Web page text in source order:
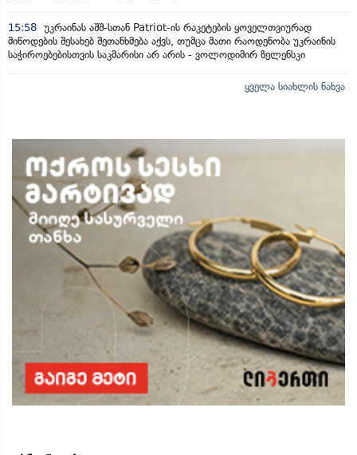
15:58 უკრაინას აშშ-სთან Patriot-ის რაკეტების ყოველთვიურად
მიწოდების შესახებ შეთანხმება აქვს, თუმცა მათი რაოდენობა უკრაინის
საჭიროებებისთვის საკმარისი არ არის - ვოლოდიმირ ზელენსკი
ყველა სიახლის ნახვა